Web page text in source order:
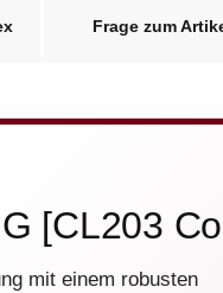
Frage zum
[CL203
mit einem robusten